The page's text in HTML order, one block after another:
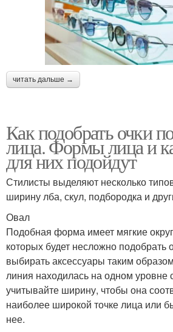
читать дальше →
Как подобрать очки
лица. Формы лица и
для них подойдут
Стилисты выделяют несколько
ширину лба, скул, подбородка и
Овал
Подобная форма имеет мягкие
которых будет несложно подобрать
выбирать аксессуары таким
линия находилась на одном уровне
учитывайте ширину, чтобы она
наиболее широкой точке лица или
нее.